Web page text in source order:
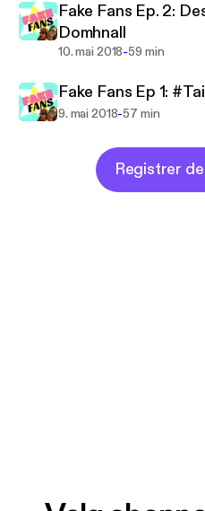
Fake Fans Ep. 2:
Domhnall
10. mai 2018-59 min
Fake Fans Ep 1:
9. mai 2018-57 min
Registrer